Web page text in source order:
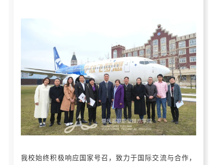
我校始终积极响应国家号召，致力于国际交流与合作，